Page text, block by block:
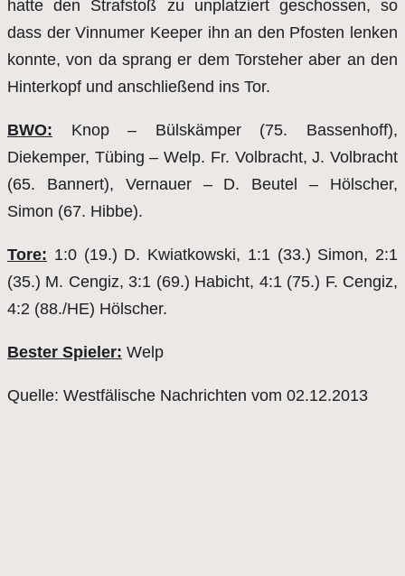
hatte den Strafstoß zu unplatziert geschossen, so
dass der Vinnumer Keeper ihn an den Pfosten lenken
konnte, von da sprang er dem Torsteher aber an den
Hinterkopf und anschließend ins Tor.
BWO: Knop – Bülskämper (75. Bassenhoff),
Diekemper, Tübing – Welp. Fr. Volbracht, J. Volbracht
(65. Bannert), Vernauer – D. Beutel – Hölscher,
Simon (67. Hibbe).
Tore: 1:0 (19.) D. Kwiatkowski, 1:1 (33.) Simon, 2:1
(35.) M. Cengiz, 3:1 (69.) Habicht, 4:1 (75.) F. Cengiz,
4:2 (88./HE) Hölscher.
Bester Spieler: Welp
Quelle: Westfälische Nachrichten vom 02.12.2013